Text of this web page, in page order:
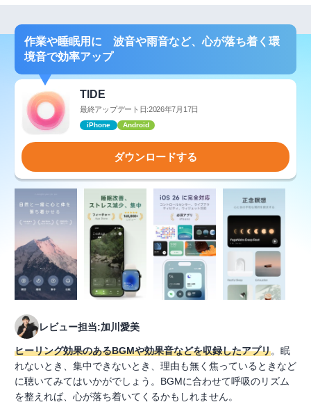
作業や睡眠用に 波音や雨音など、心が落ち着く環
境音で効率アップ
TIDE
最終アップデート日:2026年7月17日
iPhone Android
ダウンロードする
レビュー担当:加川愛美
ヒーリング効果のあるBGMや効果音などを収録したアプリ。眠
れないとき、集中できないとき、理由も無く焦っているときなど
に聴いてみてはいかがでしょう。BGMに合わせて呼吸のリズム
を整えれば、心が落ち着いてくるかもしれません。